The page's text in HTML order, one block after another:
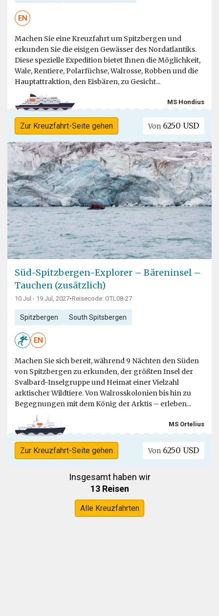
EN
Machen Sie eine Kreuzfahrt um Spitzbergen und
erkunden Sie die eisigen Gewässer des Nordatlantiks.
Diese spezielle Expedition bietet Ihnen die Möglichkeit,
Wale, Rentiere, Polarfüchse, Walrosse, Robben und die
Hauptattraktion, den Eisbären, zu Gesicht...
MS Hondius
Zur Kreuzfahrt-Seite gehen Von 6250 USD
Süd-Spitzbergen-Explorer – Bäreninsel –
Tauchen (zusätzlich)
10 Jul - 19 Jul, 2027•Reisecode: OTL08-27
Spitzbergen South Spitsbergen
EN
Machen Sie sich bereit, während 9 Nächten den Süden
von Spitzbergen zu erkunden, der größten Insel der
Svalbard-Inselgruppe und Heimat einer Vielzahl
arktischer Wildtiere. Von Walrosskolonien bis hin zu
Begegnungen mit dem König der Arktis – erleben...
MS Ortelius
Zur Kreuzfahrt-Seite gehen Von 6250 USD
Insgesamt haben wir
13 Reisen
Alle Kreuzfahrten